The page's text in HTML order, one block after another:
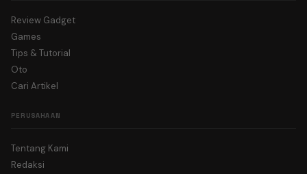
Review Gadget
Games
Tips & Tutorial
Oto
Cari Artikel
PERUSAHAAN
Tentang Kami
Redaksi